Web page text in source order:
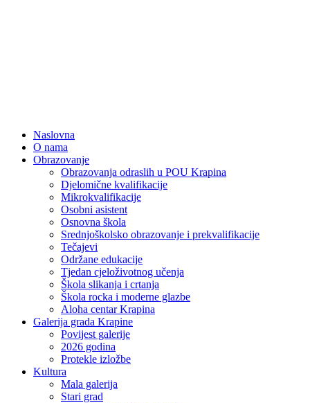
Naslovna
O nama
Obrazovanje
Obrazovanja odraslih u POU Krapina
Djelomične kvalifikacije
Mikrokvalifikacije
Osobni asistent
Osnovna škola
Srednjoškolsko obrazovanje i prekvalifikacije
Tečajevi
Održane edukacije
Tjedan cjeloživotnog učenja
Škola slikanja i crtanja
Škola rocka i moderne glazbe
Aloha centar Krapina
Galerija grada Krapine
Povijest galerije
2026 godina
Protekle izložbe
Kultura
Mala galerija
Stari grad